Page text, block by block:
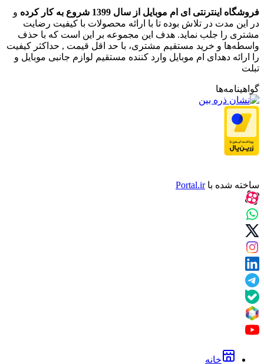
فروشگاه اینترنتی ای ام موبایل از سال 1399 شروع به کار کرده
و
در این مدت در تلاش بوده تا با ارائه محصولات با کیفیت رضایت
مشتری را جلب نماید. هدف این مجموعه بر این است که با حذف
واسطه‌ها و خرید مستقیم مشتری، با حد اقل قیمت , حداکثر کیفیت
را ارائه دهدای ام موبایل وارد کننده مستقیم لوازم جانبی موبایل و
تبلت
گواهینامه‌ها
ساخته شده باPortal.ir
خانه